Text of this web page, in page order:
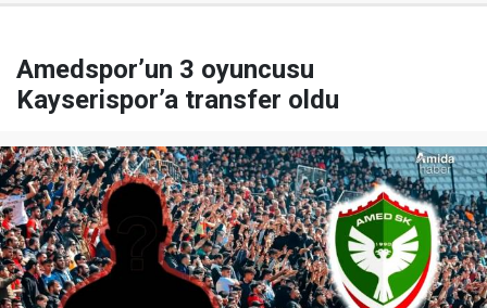
Amedspor’un 3 oyuncusu
Kayserispor’a transfer oldu